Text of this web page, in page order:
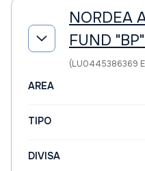
NORDEA
FUND
(LU0445386369
AREA
TIPO
DIVISA